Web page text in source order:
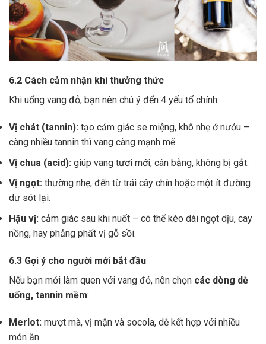
6.2 Cách cảm nhận khi thưởng thức
Khi uống vang đỏ, bạn nên chú ý đến 4 yếu tố chính:
Vị chát (tannin): tạo cảm giác se miệng, khô nhẹ ở nướu –
càng nhiều tannin thì vang càng mạnh mẽ.
Vị chua (acid): giúp vang tươi mới, cân bằng, không bị gắt.
Vị ngọt: thường nhẹ, đến từ trái cây chín hoặc một ít đường
dư sót lại.
Hậu vị: cảm giác sau khi nuốt – có thể kéo dài ngọt dịu, cay
nồng, hay phảng phất vị gỗ sồi.
6.3 Gợi ý cho người mới bắt đầu
Nếu bạn mới làm quen với vang đỏ, nên chọn các dòng dễ
uống, tannin mềm:
Merlot: mượt mà, vị mận và socola, dễ kết hợp với nhiều
món ăn.